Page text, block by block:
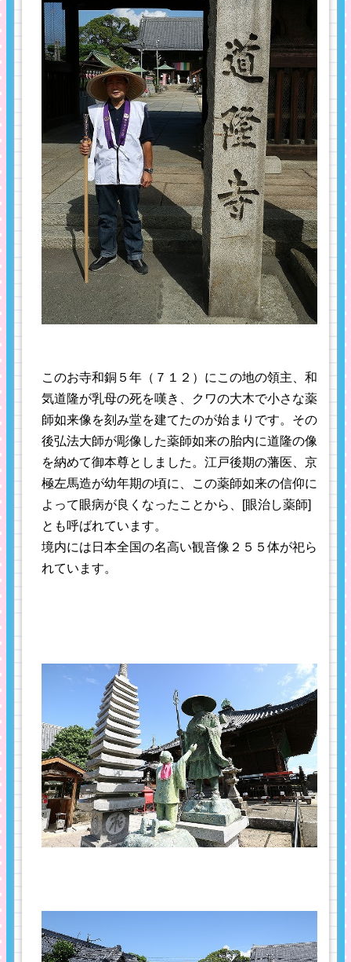
このお寺和銅５年（７１２）にこの地の領主、和
気道隆が乳母の死を嘆き、クワの大木で小さな薬
師如来像を刻み堂を建てたのが始まりです。その
後弘法大師が彫像した薬師如来の胎内に道隆の像
を納めて御本尊としました。江戸後期の藩医、京
極左馬造が幼年期の頃に、この薬師如来の信仰に
よって眼病が良くなったことから、[眼治し薬師]
とも呼ばれています。
境内には日本全国の名高い観音像２５５体が祀ら
れています。